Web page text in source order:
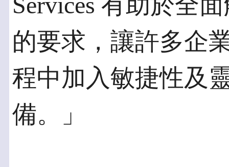
的要求，讓許多企
程中加入敏捷性及
備。」